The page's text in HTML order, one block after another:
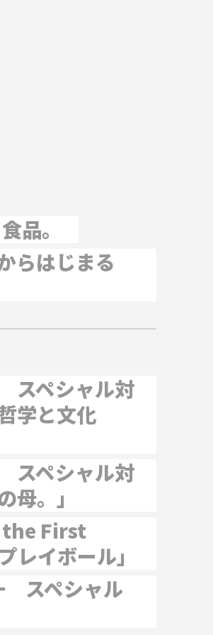
品。
らはじまる
ペシャル対
学と文化
ペシャル対
母。」
the First
イボール」
スペシャル